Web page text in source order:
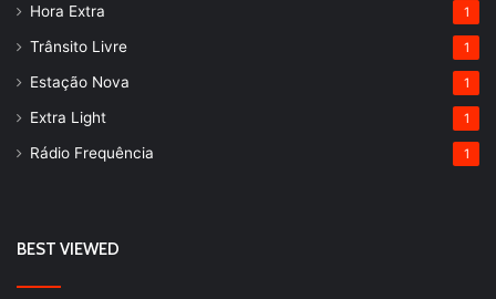
Hora Extra 1
Trânsito Livre 1
Estação Nova 1
Extra Light 1
Rádio Frequência 1
BEST VIEWED